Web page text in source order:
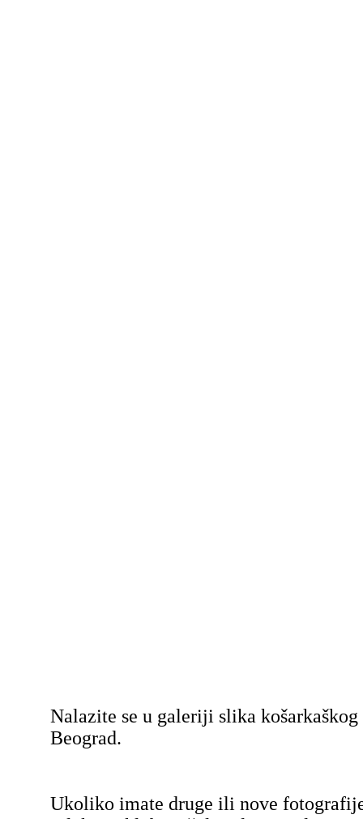
Nalazite se u galeriji slika
Beograd.
Ukoliko imate druge ili nove